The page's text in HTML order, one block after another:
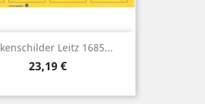
Leitz 1685...
Preis
23,19 €